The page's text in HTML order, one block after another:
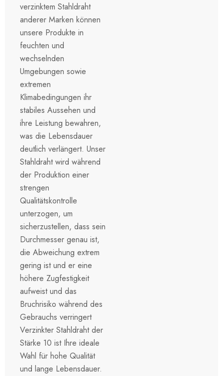
verzinktem Stahldraht
anderer Marken können
unsere Produkte in
feuchten und
wechselnden
Umgebungen sowie
extremen
Klimabedingungen ihr
stabiles Aussehen und
ihre Leistung bewahren,
was die Lebensdauer
deutlich verlängert. Unser
Stahldraht wird während
der Produktion einer
strengen
Qualitätskontrolle
unterzogen, um
sicherzustellen, dass sein
Durchmesser genau ist,
die Abweichung extrem
gering ist und er eine
höhere Zugfestigkeit
aufweist und das
Bruchrisiko während des
Gebrauchs verringert
Verzinkter Stahldraht der
Stärke 10 ist Ihre ideale
Wahl für hohe Qualität
und lange Lebensdauer.